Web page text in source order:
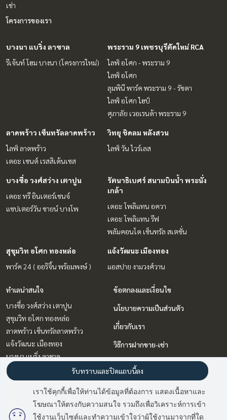
มี2คนกำลังดูประกาศนี้
เช่า
โครงการของเรา
บางนา แบริ่ง ลาซาล
รีเจ้นท์ โฮม บางนา (โครงการใหม่)
พระราม 9 เพชรบุรีตัดใหม่ RCA
ไลฟ์ อโศก - พระราม 9
ไลฟ์ อโศก
ลุมพินี พาร์ค พระราม 9 - รัชดา
ไลฟ์ อโศก ไฮป์
ศุภาลัย เวอเรนด้า พระราม 9
ลาดพร้าว เซ็นทรัลลาดพร้าว
ไลฟ์ ลาดพร้าว
เดอะ เซนต์ เรสสิเด้นเซส
วิทยุ ชิดลม หลังสวน
ไลฟ์ วัน ไวร์เลส
บางซื่อ วงศ์สว่าง เตาปูน
เดอะ ทรี อินเตอร์เชนจ์
แชปเตอร์วัน ชายน์ บางโพ
รัตนาธิเบศร์ สนามบินน้ำ พระนั่ง
เกล้า
เดอะ โพลิแทน อควา
เดอะ โพลิแทน รีฟ
พลัมคอนโด เซ็นทรัล สเตชั่น
สุขุมวิท อโศก ทองหล่อ
พาร์ค 24 ( ออริจิ้น พร้อมพงษ์ )
แจ้งวัฒนะ เมืองทอง
แอสปาย งามวงศ์วาน
ทำเลน่าสนใจ
บางซื่อ วงศ์สว่าง เตาปูน
สุขุมวิท อโศก ทองหล่อ
ลาดพร้าว เซ็นทรัลลาดพร้าว
แจ้งวัฒนะ เมืองทอง
บางนา แบริ่ง ลาซาล
วิทยุ ชิดลม หลังสวน
พระราม 9 เพชรบุรีตัดใหม่ RCA
รัตนาธิเบศร์ สนามบินน้ำ พระนั่ง
เกล้า
ข้อตกลงและเงื่อนไข
นโยบายความเป็นส่วนตัว
เกี่ยวกับเรา
วิธีการฝากขาย-เช่า
ติดต่อ
เราใช้คุกกี้เพื่อให้ท่านได้ข้อมูลที่ต้องการ แสดงเนื้อหาและ
โฆษณาให้ตรงกับความสนใจ รวมถึงเพื่อวิเคราะห์การเข้า
ใช้งานเว็บไซต์และทำความเข้าใจว่าผู้ใช้งานมาจากที่ใด
รับทราบและปิดแถบนี้ลง